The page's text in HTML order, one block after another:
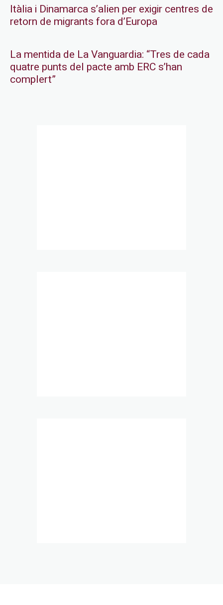
Itàlia i Dinamarca s’alien per exigir centres de
retorn de migrants fora d’Europa
La mentida de La Vanguardia: “Tres de cada
quatre punts del pacte amb ERC s’han
complert”